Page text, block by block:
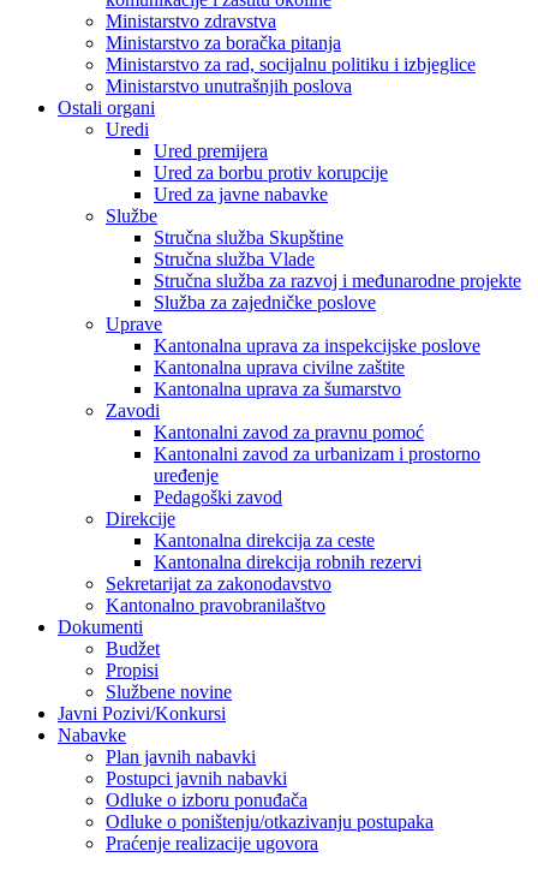
Ministarstvo zdravstva
Ministarstvo za boračka pitanja
Ministarstvo za rad, socijalnu politiku i izbjeglice
Ministarstvo unutrašnjih poslova
Ostali organi
Uredi
Ured premijera
Ured za borbu protiv korupcije
Ured za javne nabavke
Službe
Stručna služba Skupštine
Stručna služba Vlade
Stručna služba za razvoj i međunarodne projekte
Služba za zajedničke poslove
Uprave
Kantonalna uprava za inspekcijske poslove
Kantonalna uprava civilne zaštite
Kantonalna uprava za šumarstvo
Zavodi
Kantonalni zavod za pravnu pomoć
Kantonalni zavod za urbanizam i prostorno
uređenje
Pedagoški zavod
Direkcije
Kantonalna direkcija za ceste
Kantonalna direkcija robnih rezervi
Sekretarijat za zakonodavstvo
Kantonalno pravobranilaštvo
Dokumenti
Budžet
Propisi
Službene novine
Javni Pozivi/Konkursi
Nabavke
Plan javnih nabavki
Postupci javnih nabavki
Odluke o izboru ponuđača
Odluke o poništenju/otkazivanju postupaka
Praćenje realizacije ugovora